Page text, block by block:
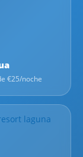
€25/noche